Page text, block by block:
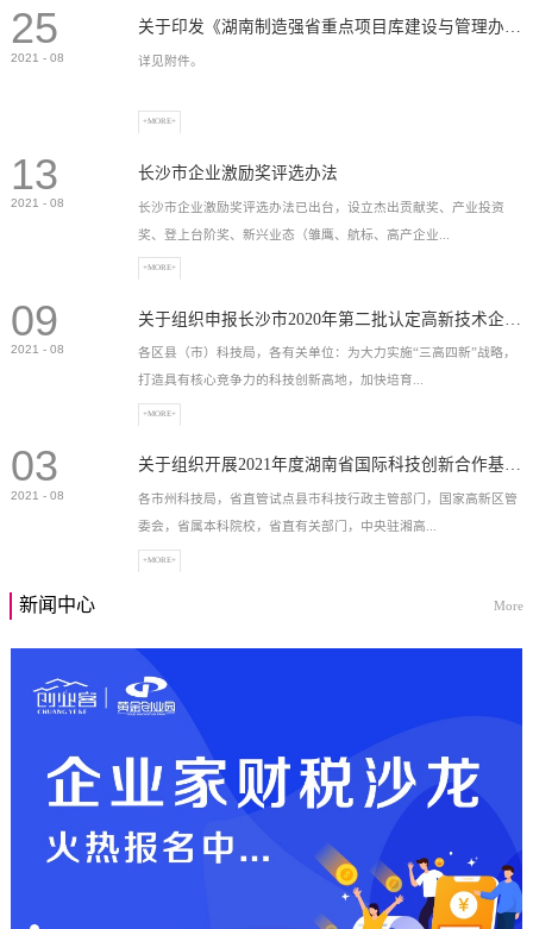
25
2021 - 08 详见附件。
+MORE+
13
2021 - 08
长沙市企业激励奖评选办法
长沙市企业激励奖评选办法已出台，设立杰出贡献奖、产业投资
奖、登上台阶奖、新兴业态（雏鹰、航标、高产企业...
）奖等，最高奖励2...
+MORE+
09
2021 - 08
各区县（市）科技局，各有关单位：为大力实施“三高四新”战略，
打造具有核心竞争力的科技创新高地，加快培育...
高新技术企业，充分...
+MORE+
03
2021 - 08
关于组织开展2021年度湖南省国际科技创新合作基地申报工作的通知
各市州科技局，省直管试点县市科技行政主管部门，国家高新区管
委会，省属本科院校，省直有关部门，中央驻湘高...
+MORE+
新闻中心 More